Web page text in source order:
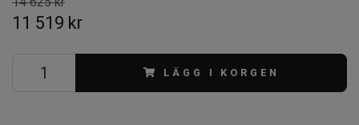
11 519 kr
LÄGG I KORGEN